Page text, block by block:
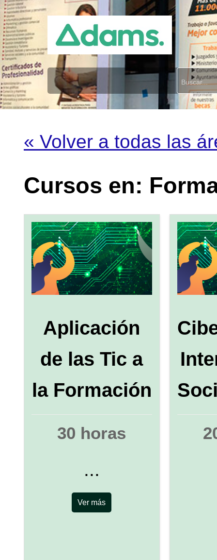
« Volver a todas las
Cursos en:
Aplicación
de las Tic a
la Formación
30 horas
...
Ver más